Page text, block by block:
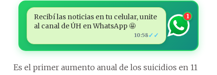
Recibí las noticias en tu celular, unite
al canal de ÚH en WhatsApp 🤩
10:58✓✓
1
Es el primer aumento anual de los suicidios en 11